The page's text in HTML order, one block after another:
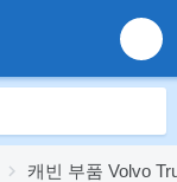
캐빈 부품 Volvo